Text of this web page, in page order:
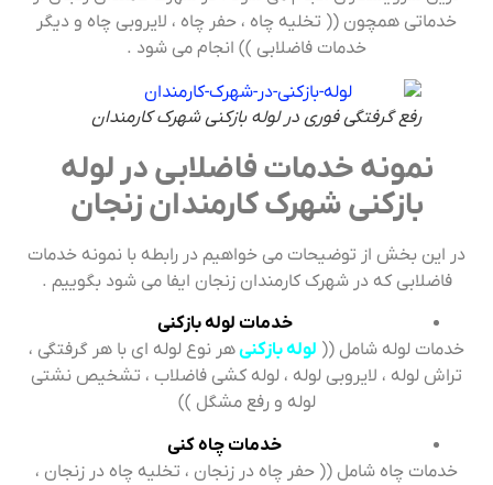
خدماتی همچون (( تخلیه چاه ، حفر چاه ، لایروبی چاه و دیگر
خدمات فاضلابی )) انجام می شود .
رفع گرفتگی فوری در لوله بازکنی شهرک کارمندان
نمونه خدمات فاضلابی در لوله
بازکنی شهرک کارمندان زنجان
در این بخش از توضیحات می خواهیم در رابطه با نمونه خدمات
فاضلابی که در شهرک کارمندان زنجان ایفا می شود بگوییم .
خدمات لوله بازکنی
خدمات لوله شامل (( لوله بازکنیهر نوع لوله ای با هر گرفتگی ،
تراش لوله ، لایروبی لوله ، لوله کشی فاضلاب ، تشخیص نشتی
لوله و رفع مشگل ))
خدمات چاه کنی
خدمات چاه شامل (( حفر چاه در زنجان ، تخلیه چاه در زنجان ،